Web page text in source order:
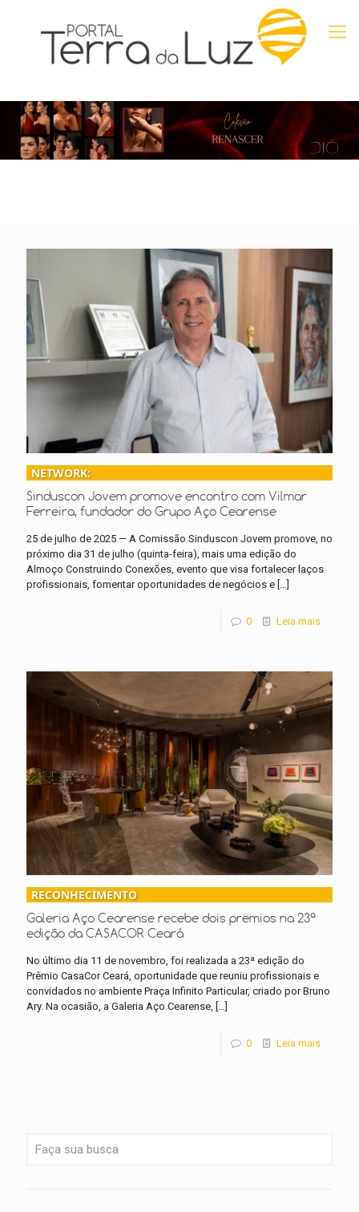
NETWORK:
Sinduscon Jovem promove encontro com Vilmar
Ferreira, fundador do Grupo Aço Cearense
25 de julho de 2025 — A Comissão Sinduscon Jovem promove, no
próximo dia 31 de julho (quinta-feira), mais uma edição do
Almoço Construindo Conexões, evento que visa fortalecer laços
profissionais, fomentar oportunidades de negócios e […]
0 Leia mais
RECONHECIMENTO
Galeria Aço Cearense recebe dois prêmios na 23ª
edição da CASACOR Ceará
No último dia 11 de novembro, foi realizada a 23ª edição do
Prêmio CasaCor Ceará, oportunidade que reuniu profissionais e
convidados no ambiente Praça Infinito Particular, criado por Bruno
Ary. Na ocasião, a Galeria Aço Cearense, […]
0 Leia mais